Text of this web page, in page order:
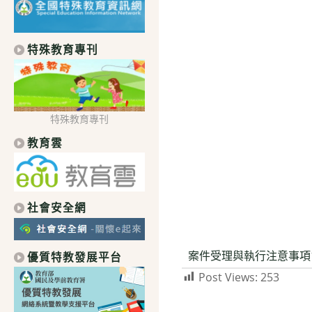
案件受理與執行注意事
Post Views: 253
特殊教育專刊
特殊教育專刊
教育雲
社會安全網
優質特教發展平台